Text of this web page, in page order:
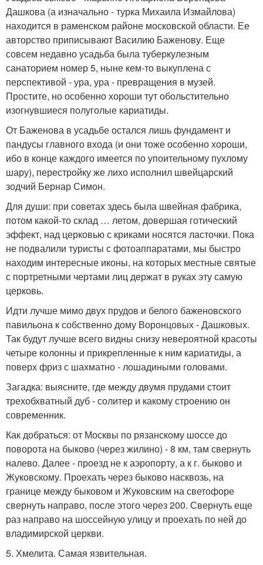
Дашкова (а изначально - турка Михаила Измайлова)
находится в раменском районе московской области. Ее
авторство приписывают Василию Баженову. Еще
совсем недавно усадьба была туберкулезным
санаторием номер 5, ныне кем-то выкуплена с
перспективой - ура, ура - превращения в музей.
Простите, но особенно хороши тут обольстительно
изогнувшиеся полуголые кариатиды.
От Баженова в усадьбе остался лишь фундамент и
пандусы главного входа (и они тоже особенно хороши,
ибо в конце каждого имеется по упоительному пухлому
шару), перестройку же лихо исполнил швейцарский
зодчий Бернар Симон.
Для души: при советах здесь была швейная фабрика,
потом какой-то склад … летом, довершая готический
эффект, над церковью с криками носятся ласточки. Пока
не подвалили туристы с фотоаппаратами, мы быстро
находим интересные иконы, на которых местные святые
с портретными чертами лиц держат в руках эту самую
церковь.
Идти лучше мимо двух прудов и белого баженовского
павильона к собственно дому Воронцовых - Дашковых.
Так будут лучше всего видны снизу невероятной красоты
четыре колонны и прикрепленные к ним кариатиды, а
поверх фриз с шахматно - лошадиными головами.
Загадка: выясните, где между двумя прудами стоит
трехобхватный дуб - солитер и какому строению он
современник.
Как добраться: от Москвы по рязанскому шоссе до
поворота на быково (через жилино) - 8 км, там свернуть
налево. Далее - проезд не к аэропорту, а к г. быково и
Жуковскому. Проехать через быково насквозь, на
границе между быковом и Жуковским на светофоре
свернуть направо, после этого через 200. Свернуть еще
раз направо на шоссейную улицу и проехать по ней до
владимирской церкви.
5. Хмелита. Самая язвительная.